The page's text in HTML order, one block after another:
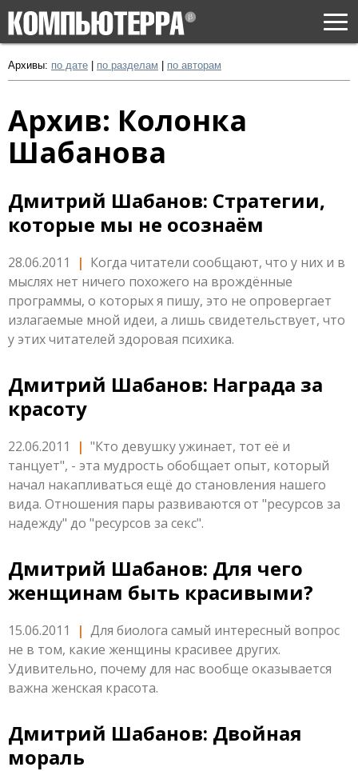
Архивы: по дате по разделам по авторам
Архив: Колонка
Шабанова
Дмитрий Шабанов: Стратегии,
которые мы не осознаём
28.06.2011 | Когда читатели сообщают, что у них и в
мыслях нет ничего похожего на врождённые
программы, о которых я пишу, это не опровергает
излагаемые мной идеи, а лишь свидетельствует, что
у этих читателей здоровая психика.
Дмитрий Шабанов: Награда за
красоту
22.06.2011 | "Кто девушку ужинает, тот её и
танцует", - эта мудрость обобщает опыт, который
начал накапливаться ещё до становления нашего
вида. Отношения пары развиваются от "ресурсов за
надежду" до "ресурсов за секс".
Дмитрий Шабанов: Для чего
женщинам быть красивыми?
15.06.2011 | Для биолога самый интересный вопрос
не в том, какие женщины красивее других.
Удивительно, почему для нас вообще оказывается
важна женская красота.
Дмитрий Шабанов: Двойная
мораль